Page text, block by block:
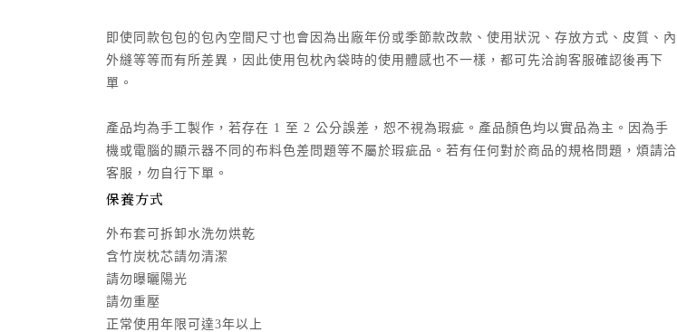
即使同款包包的包內空間尺寸也會因為出廠年份或季節款改款、使用狀況、存放方式、皮質、內
外縫等等而有所差異，因此使用包枕內袋時的使用體感也不一樣，都可先洽詢客服確認後再下
單。
產品均為手工製作，若存在 1 至 2 公分誤差，恕不視為瑕疵。產品顏色均以實品為主。因為手
機或電腦的顯示器不同的布料色差問題等不屬於瑕疵品。若有任何對於商品的規格問題，煩請洽
客服，勿自行下單。
保養方式
外布套可拆卸水洗勿烘乾
含竹炭枕芯請勿清潔
請勿曝曬陽光
請勿重壓
正常使用年限可達3年以上